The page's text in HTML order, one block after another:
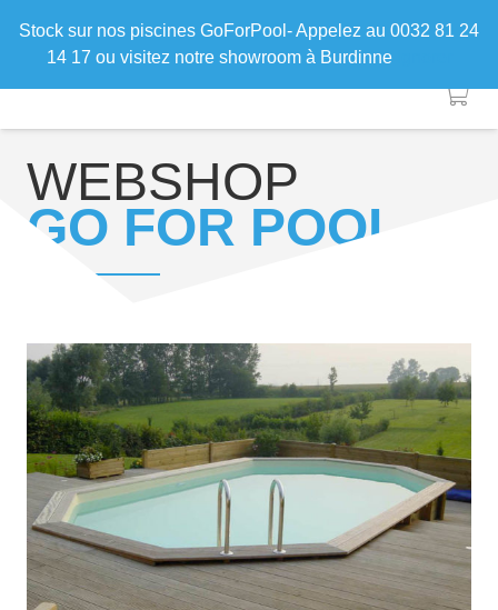
Stock sur nos piscines GoForPool- Appelez au 0032 81 24
14 17 ou visitez notre showroom à Burdinne
WEBSHOP
GO FOR POOL